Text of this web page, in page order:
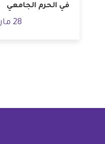
في الحرم الجامعي
28 مارس 2019